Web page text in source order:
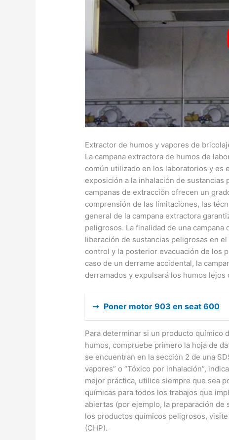
Extractor de humos y vapores de
La campana extractora de humos de
común utilizado en los laboratorios y es
exposición a la inhalación de
campanas de extracción ofrecen un
comprensión de las limitaciones, las
general de la campana extractora
peligrosos. La finalidad de una
liberación de sustancias peligrosas en
control y la posterior evacuación de los
caso de un derrame accidental, la
derramados y expulsará los humos
➞ Poner motor 903 en seat 600
Para determinar si un producto químico
humos, compruebe primero la hoja de
se encuentran en la sección 2 de una
vapores” o “Tóxico por inhalación”,
mejor práctica, utilice siempre que sea
químicas para todos los trabajos que
abiertas (por ejemplo, la preparación
los productos químicos peligrosos,
(CHP).